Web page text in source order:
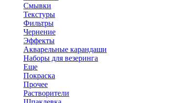
Смывки
Текстуры
Фильтры
Чернение
Эффекты
Акварельные карандаши
Наборы для везеринга
Еще
Покраска
Прочее
Растворители